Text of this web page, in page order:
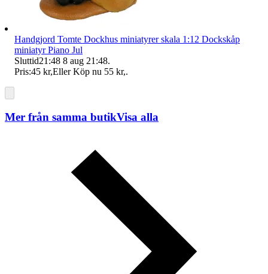
Handgjord Tomte Dockhus miniatyrer skala 1:12 Dockskåp
miniatyr Piano Jul
Sluttid21:48 8 aug 21:48.
Pris:45 kr,Eller Köp nu 55 kr,.
Mer från samma butikVisa alla